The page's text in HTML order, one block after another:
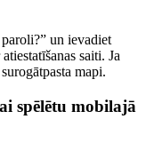
un ievadiet
saiti. Ja
mapi.
spēlētu mobilajā